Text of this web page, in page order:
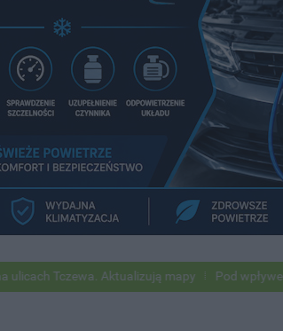
Aktualizują mapy Pod wpływem alkoholu